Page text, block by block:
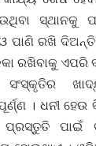
ପାଣି ରଖି
ରଖିବାକୁ ଏପରି
। ଧନୀ
ପ୍ରସ୍ତୁତି